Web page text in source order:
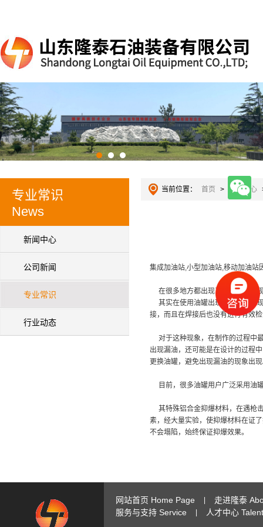
专业常识
News
新闻中心
公司新闻
专业常识
行业动态
当前位置： 首页 > 新闻中心
集成加油站,小型加油站,移动加油站
在很多地方都出现了油罐爆炸的
其实在使用油罐出现漏油爆炸的
接，而且在焊接后也没有进行有效
对于这种现象，在制作的过程中
出现漏油，还可能是在设计的过程
更换油罐，避免出现漏油的现象出
目前，很多油罐用户广泛采用油
其特殊铝合金抑爆材料，在遇枪
素，经大量实验，使抑爆材料在证
不会塌陷，始终保证抑爆效果。
网站首页 Home Page
走进隆泰
服务与支持 Service
人才中心